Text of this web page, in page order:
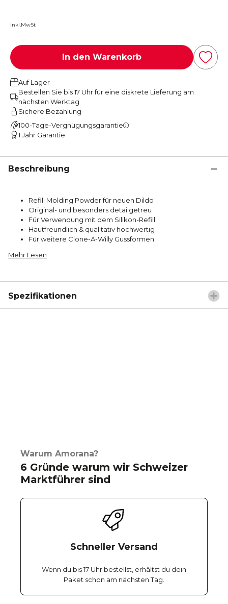
Inkl.MwSt
In den Warenkorb
Auf Lager
Bestellen Sie bis 17 Uhr für eine diskrete Lieferung am
nächsten Werktag
Sichere Bezahlung
100-Tage-Vergnügungsgarantie
1 Jahr Garantie
Beschreibung
Refill Molding Powder für neuen Dildo
Original- und besonders detailgetreu
Für Verwendung mit dem Silikon-Refill
Hautfreundlich & qualitativ hochwertig
Für weitere Clone-A-Willy Gussformen
Mehr Lesen
Spezifikationen
Warum Amorana?
6 Gründe warum wir Schweizer
Marktführer sind
Schneller Versand
Wenn du bis 17 Uhr bestellst, erhältst du dein
Paket schon am nächsten Tag.